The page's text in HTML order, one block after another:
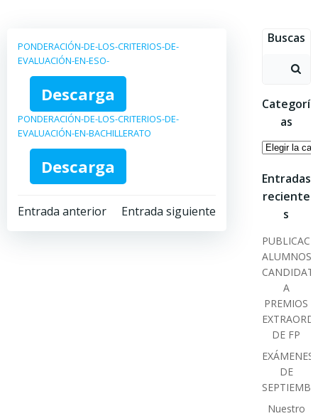
contenido
PONDERACIÓN-DE-LOS-CRITERIOS-DE-
EVALUACIÓN-EN-ESO-
Descarga
PONDERACIÓN-DE-LOS-CRITERIOS-DE-
EVALUACIÓN-EN-BACHILLERATO
Descarga
Navegación
Entrada anterior
Navegación
Entrada siguiente
Buscas
Buscar:
Categorí
as
Entradas
reciente
s
ALUMNOS
A
PREMIOS
DE FP
EXÁMENES
DE
Nuestro